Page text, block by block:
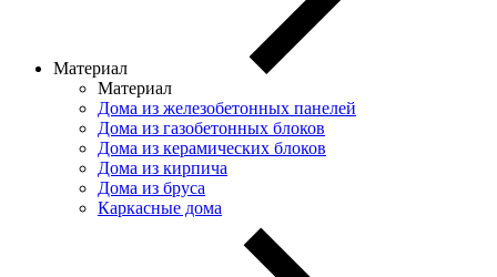
Материал
Материал
Дома из железобетонных панелей
Дома из газобетонных блоков
Дома из керамических блоков
Дома из кирпича
Дома из бруса
Каркасные дома